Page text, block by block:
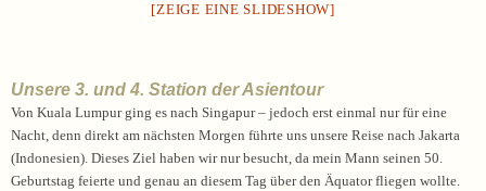
[ZEIGE EINE SLIDESHOW]
Unsere 3. und 4. Station der Asientour
Von Kuala Lumpur ging es nach Singapur – jedoch erst einmal nur für eine
Nacht, denn direkt am nächsten Morgen führte uns unsere Reise nach Jakarta
(Indonesien). Dieses Ziel haben wir nur besucht, da mein Mann seinen 50.
Geburtstag feierte und genau an diesem Tag über den Äquator fliegen wollte.